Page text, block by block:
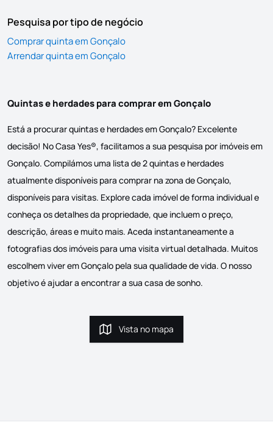
Pesquisa por tipo de negócio
Comprar quinta em Gonçalo
Arrendar quinta em Gonçalo
Quintas e herdades para comprar em Gonçalo
Está a procurar quintas e herdades em Gonçalo? Excelente
decisão! No Casa Yes®, facilitamos a sua pesquisa por imóveis em
Gonçalo. Compilámos uma lista de 2 quintas e herdades
atualmente disponíveis para comprar na zona de Gonçalo,
disponíveis para visitas. Explore cada imóvel de forma individual e
conheça os detalhes da propriedade, que incluem o preço,
descrição, áreas e muito mais. Aceda instantaneamente a
fotografias dos imóveis para uma visita virtual detalhada. Muitos
escolhem viver em Gonçalo pela sua qualidade de vida. O nosso
objetivo é ajudar a encontrar a sua casa de sonho.
Vista no mapa
Vista no mapa